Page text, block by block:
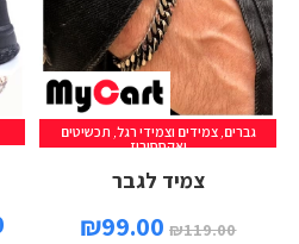
הוספה לסל
גברים ,צמידים וצמידי רגל תכשיטים
ואקססוריז
צמיד לגבר
₪119.00
₪99.00